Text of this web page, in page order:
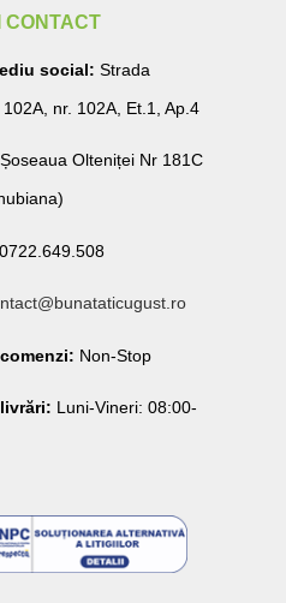
CONTACT
social: Strada
nr. 102A, Et.1, Ap.4
Șoseaua Olteniței Nr 181C
0722.649.508
Non-Stop
Luni-Vineri: 08:00-